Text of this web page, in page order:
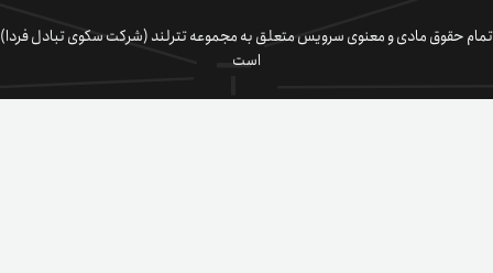
تمام حقوق مادی و معنوی سرویس متعلق به مجموعه تترلند (شرکت سکوی تبادل فردا)
است